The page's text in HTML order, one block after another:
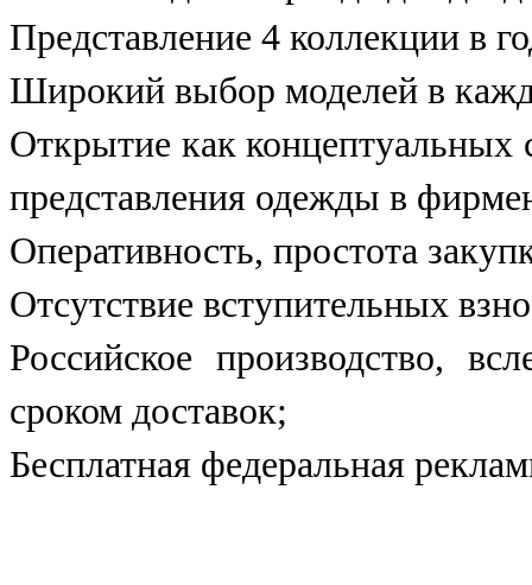
Представление 4 коллекции в
Широкий выбор моделей в
Открытие как концептуальных
представления одежды в
Оперативность, простота
Отсутствие вступительных
Российское производство,
сроком доставок;
Бесплатная федеральная